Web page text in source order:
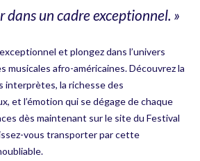
dans un cadre exceptionnel. »
et plongez dans l’univers
musicales afro-américaines. Découvrez la
interprètes, la richesse des
et l’émotion qui se dégage de chaque
dès maintenant sur le site du Festival
vous transporter par cette